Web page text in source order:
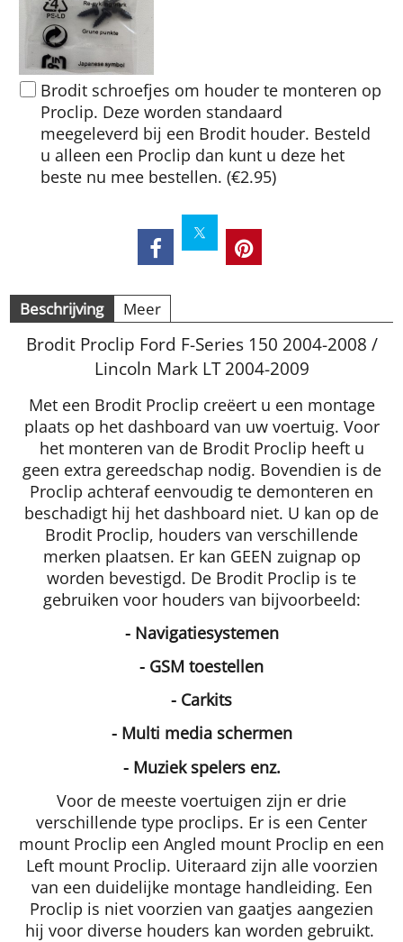
Brodit schroefjes om houder te monteren op
Proclip. Deze worden standaard
meegeleverd bij een Brodit houder. Besteld
u alleen een Proclip dan kunt u deze het
beste nu mee bestellen. (€2.95)
Beschrijving Meer
Brodit Proclip Ford F-Series 150 2004-2008 /
Lincoln Mark LT 2004-2009
Met een Brodit Proclip creëert u een montage
plaats op het dashboard van uw voertuig. Voor
het monteren van de Brodit Proclip heeft u
geen extra gereedschap nodig. Bovendien is de
Proclip achteraf eenvoudig te demonteren en
beschadigt hij het dashboard niet. U kan op de
Brodit Proclip, houders van verschillende
merken plaatsen. Er kan GEEN zuignap op
worden bevestigd. De Brodit Proclip is te
gebruiken voor houders van bijvoorbeeld:
- Navigatiesystemen
- GSM toestellen
- Carkits
- Multi media schermen
- Muziek spelers enz.
Voor de meeste voertuigen zijn er drie
verschillende type proclips. Er is een Center
mount Proclip een Angled mount Proclip en een
Left mount Proclip. Uiteraard zijn alle voorzien
van een duidelijke montage handleiding. Een
Proclip is niet voorzien van gaatjes aangezien
hij voor diverse houders kan worden gebruikt.